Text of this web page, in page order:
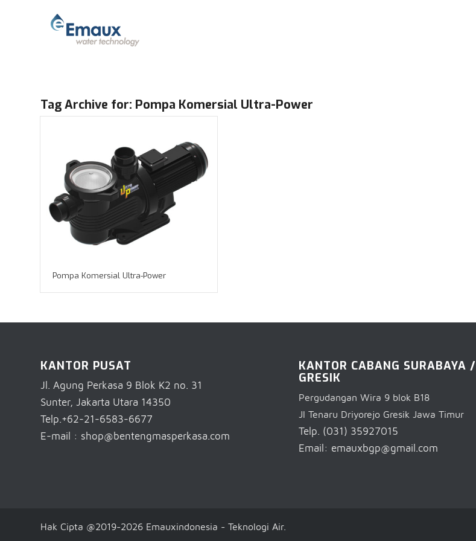
Tag Archive for: Pompa Komersial Ultra-Power
Pompa Komersial Ultra-Power
KANTOR PUSAT
Jl. Agung Perkasa 9 Blok K2 no. 31
Sunter, Jakarta Utara 14350
Telp.+62-21-6583-6677
E-mail : shop@bentengmasperkasa.com
KANTOR CABANG SURABAYA /
GRESIK
Pergudangan Wira 9 blok B18
Jl Tenaru Driyorejo Gresik Jawa Timur
Telp. (031) 35927015
Email: emauxbgp@gmail.com
Hak Cipta @2019-2026 Emauxindonesia - Teknologi Air.